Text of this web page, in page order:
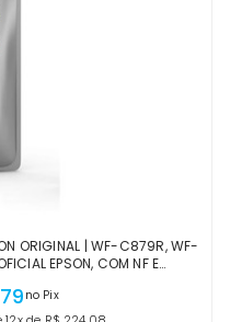
ORIGINAL | WF-C879R, WF-
EPSON, COM NF E
no Pix